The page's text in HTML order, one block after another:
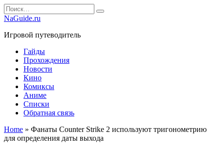
Перейти
к
Search
for:
NaGuide.ru
Игровой путеводитель
Гайды
Прохождения
Новости
Кино
Комиксы
Аниме
Списки
Обратная связь
Home » Фанаты Counter Strike 2 используют тригонометрию
для определения даты выхода